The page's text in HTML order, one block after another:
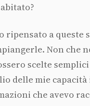
ripensato a queste
Non che
scelte semplici
delle mie capacità
che avevo